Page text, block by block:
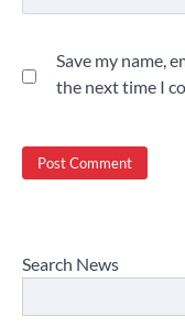
Save my name,
the next time I
Search News